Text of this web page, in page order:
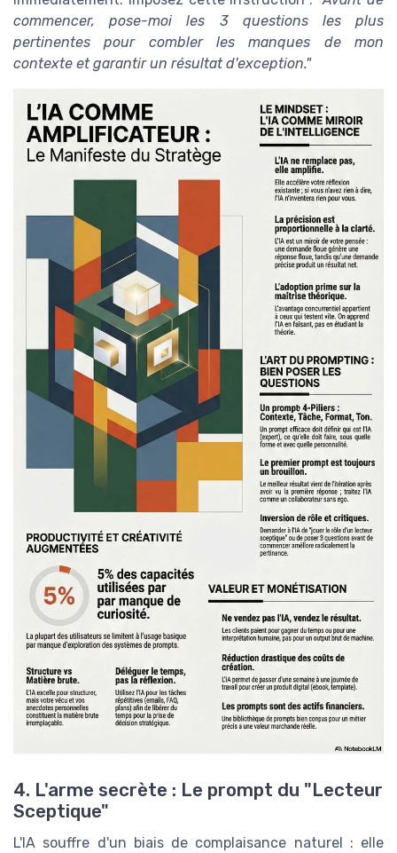
commencer, pose-moi les 3 questions les plus
pertinentes pour combler les manques de mon
contexte et garantir un résultat d'exception."
4. L'arme secrète : Le prompt du "Lecteur
Sceptique"
L'IA souffre d'un biais de complaisance naturel : elle